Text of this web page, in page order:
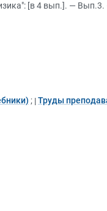
[в 4 вып.]. — Вып.3.
; Труды